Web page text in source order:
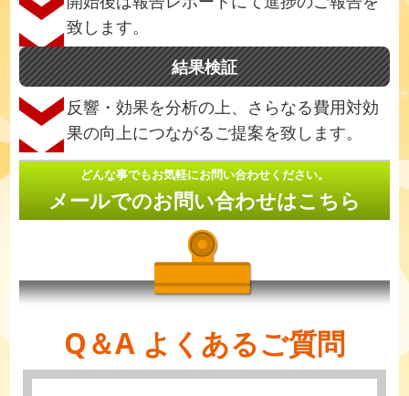
致します。
結果検証
反響・効果を分析の上、さらなる費用対効
果の向上につながるご提案を致します。
どんな事でもお気軽にお問い合わせください。
メールでのお問い合わせはこちら
Q＆A よくあるご質問